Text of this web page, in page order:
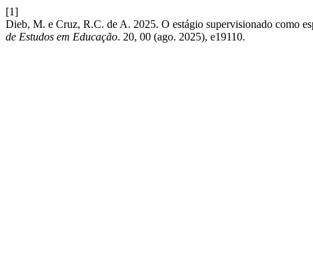
[1]
Dieb, M. e Cruz, R.C. de A. 2025. O estágio supervisionado como
de Estudos em Educação. 20, 00 (ago. 2025), e19110.